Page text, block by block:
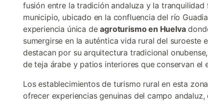
fusión entre la tradición andaluza y la
municipio, ubicado en la confluencia del río
experiencia única deagroturismo en Huelva
sumergirse en la auténtica vida rural del suroeste
destacan por su arquitectura tradicional
de teja árabe y patios interiores que conservan el
Los establecimientos de turismo rural en esta
ofrecer experiencias genuinas del campo